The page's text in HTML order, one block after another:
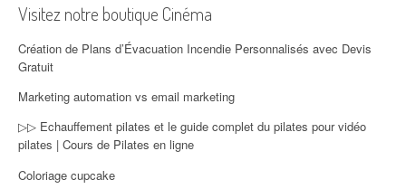
Visitez notre boutique Cinéma
Création de Plans d’Évacuation Incendie Personnalisés avec Devis
Gratuit
Marketing automation vs email marketing
▷▷ Echauffement pilates et le guide complet du pilates pour vidéo
pilates | Cours de Pilates en ligne
Coloriage cupcake